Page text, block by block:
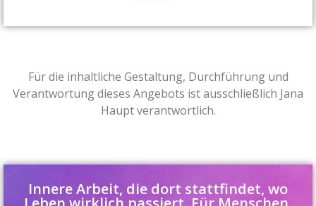
Für die inhaltliche Gestaltung, Durchführung und
Verantwortung dieses Angebots ist ausschließlich Jana
Haupt verantwortlich.
Innere Arbeit, die dort stattfindet, wo